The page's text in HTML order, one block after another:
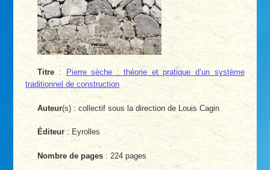
Titre : Pierre sèche : théorie et pratique d’un système
traditionnel de construction
Auteur(s) : collectif sous la direction de Louis Cagin
Éditeur: Eyrolles
Nombre de pages : 224 pages